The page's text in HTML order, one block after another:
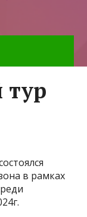
тур
в рамках